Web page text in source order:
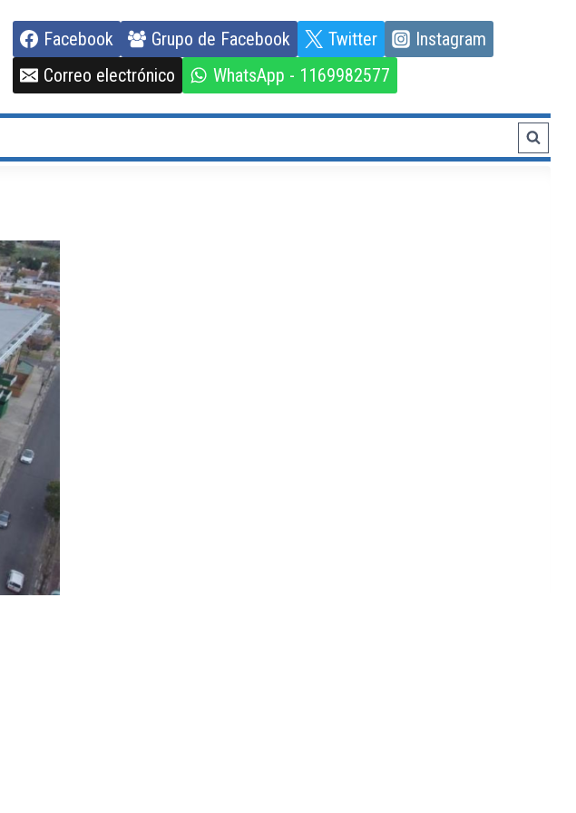
Facebook Grupo de Facebook Twitter
Instagram
Correo electrónico
WhatsApp - 1169982577